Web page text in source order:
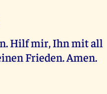
Hilf mir, Ihn mit all
Frieden. Amen.